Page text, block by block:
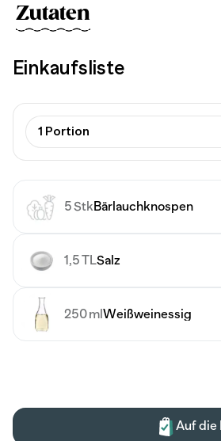
Zutaten